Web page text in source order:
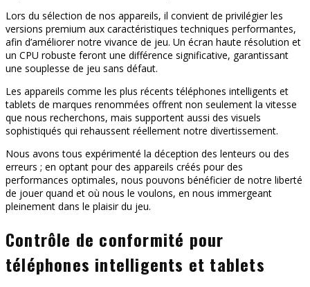
Lors du sélection de nos appareils, il convient de privilégier les
versions premium aux caractéristiques techniques performantes,
afin d’améliorer notre vivance de jeu. Un écran haute résolution et
un CPU robuste feront une différence significative, garantissant
une souplesse de jeu sans défaut.
Les appareils comme les plus récents téléphones intelligents et
tablets de marques renommées offrent non seulement la vitesse
que nous recherchons, mais supportent aussi des visuels
sophistiqués qui rehaussent réellement notre divertissement.
Nous avons tous expérimenté la déception des lenteurs ou des
erreurs ; en optant pour des appareils créés pour des
performances optimales, nous pouvons bénéficier de notre liberté
de jouer quand et où nous le voulons, en nous immergeant
pleinement dans le plaisir du jeu.
Contrôle de conformité pour
téléphones intelligents et tablets